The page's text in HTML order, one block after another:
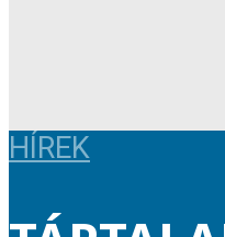
HÍREK